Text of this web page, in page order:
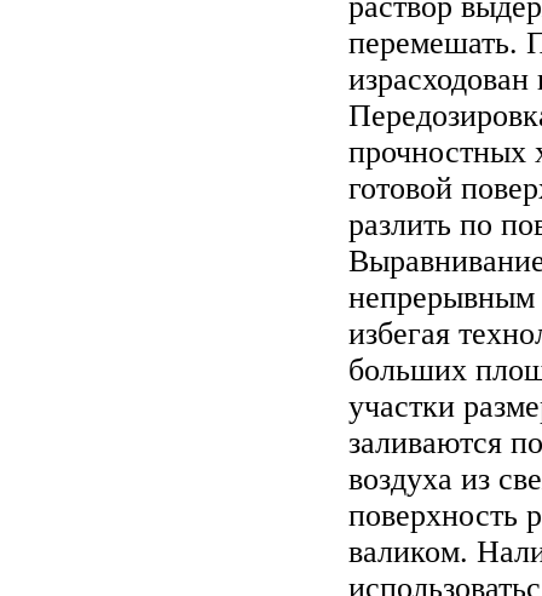
перемешать.
прочностных
готовой
разлить по
непрерывным
избегая
больших
участки
заливаются
воздуха из
поверхность
валиком.